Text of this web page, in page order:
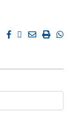
Facebook
Twitter
Email